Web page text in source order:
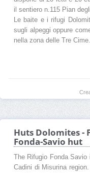
il sentiero n.115 Pian
Le baite e i rifugi
sugli alpeggi oppure
nella zona delle Tre Cime.
Huts Dolomites -
Fonda-Savio hut
The Rifugio Fonda
Cadini di Misurina